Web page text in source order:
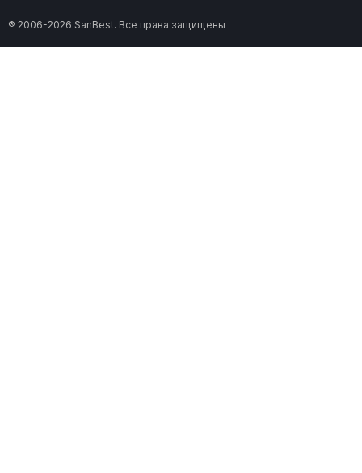
® 2006-2026 SanBest. Все права защищены